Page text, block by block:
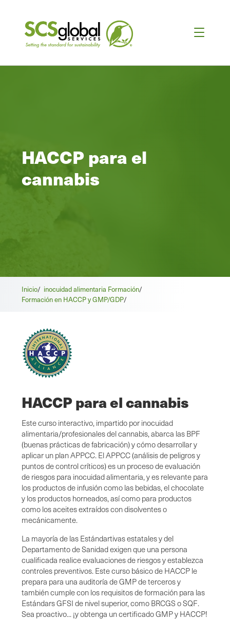
HACCP para el
cannabis
Inicio/ inocuidad alimentaria Formación/
Formación en HACCP y GMP/GDP/
HACCP para el cannabis
Este curso interactivo, impartido por inocuidad
alimentaria/profesionales del cannabis, abarca las BPF
(buenas prácticas de fabricación) y cómo desarrollar y
aplicar un plan APPCC. El APPCC (análisis de peligros y
puntos de control críticos) es un proceso de evaluación
de riesgos para inocuidad alimentaria, y es relevante para
los productos de infusión como las bebidas, el chocolate
y los productos horneados, así como para productos
como los aceites extraídos con disolventes o
mecánicamente.
La mayoría de las Estándartivas estatales y del
Departamento de Sanidad exigen que una persona
cualificada realice evaluaciones de riesgos y establezca
controles preventivos. Este curso básico de HACCP le
prepara para una auditoría de GMP de terceros y
también cumple con los requisitos de formación para las
Estándars GFSI de nivel superior, como BRCGS o SQF.
Sea proactivo... ¡y obtenga un certificado GMP y HACCP!